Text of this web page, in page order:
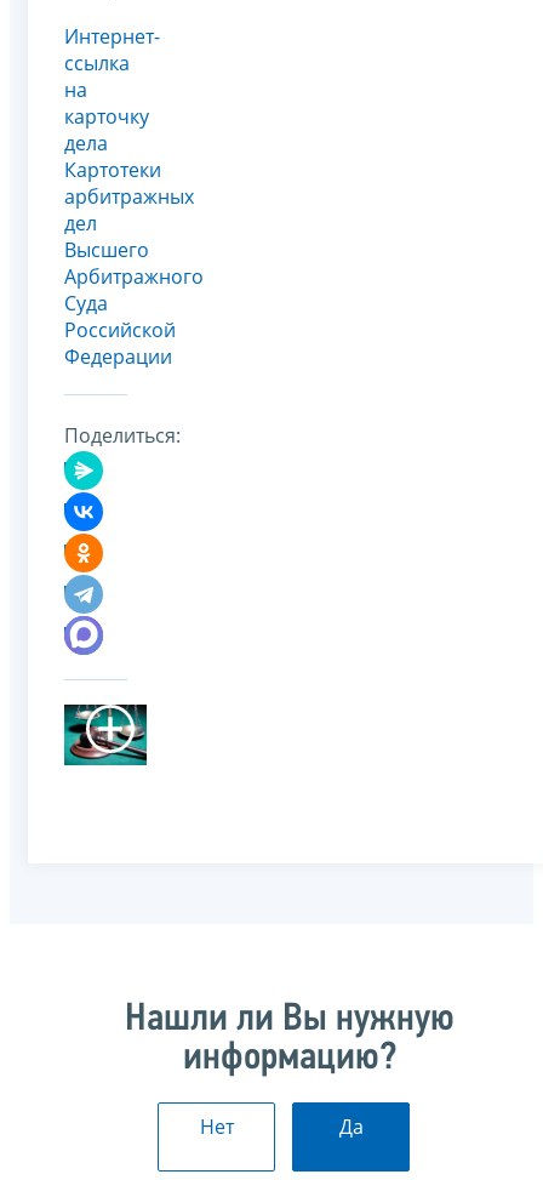
Интернет-
ссылка
на
карточку
дела
Картотеки
арбитражных
дел
Высшего
Арбитражного
Суда
Российской
Федерации
Поделиться:
Нашли ли Вы нужную
информацию?
Нет Да